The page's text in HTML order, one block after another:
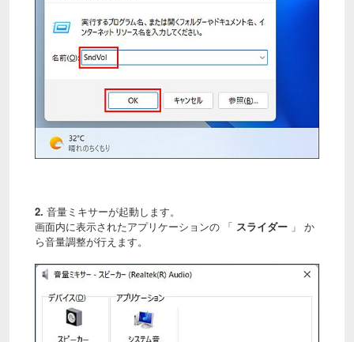
2. 音量ミキサーが起動します。
画面内に表示されたアプリケーションの 「 スライダー 」 か
ら音量調整が行えます。